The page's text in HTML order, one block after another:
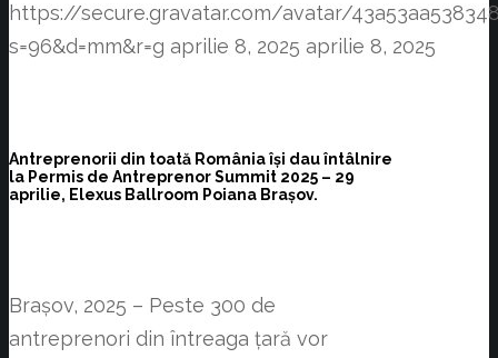
https://secure.gravatar.com/avatar/
s=96&d=mm&r=g aprilie 8, 2025 aprilie 8, 2025
Antreprenorii din toată România își dau întâlnire
la Permis de Antreprenor Summit 2025 – 29
aprilie, Elexus Ballroom Poiana Brașov.
Brașov, 2025 – Peste 300 de
antreprenori din întreaga țară vor